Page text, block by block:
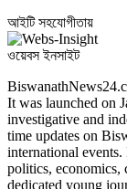
আইটি সহযোগীতায়
ওয়েবস ইনসাইট
It was launched on
investigative and
time updates on
international
politics, economics,
dedicated young